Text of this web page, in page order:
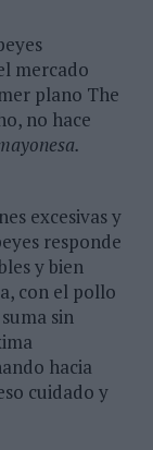
mercado
plano The
no hace
excesivas y
responde
y bien
con el pollo
sin
hacia
cuidado y